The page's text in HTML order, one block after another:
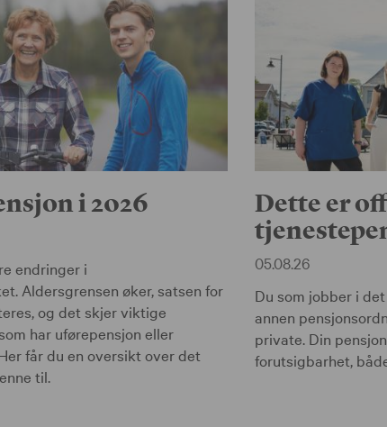
i 2026
endringer i
Aldersgrensen øker, satsen for
og det skjer viktige
har uførepensjon eller
får du en oversikt over det
til.
Dette er
05.08.26
Du som jobber i
annen
private. Din
forutsigbarhet,